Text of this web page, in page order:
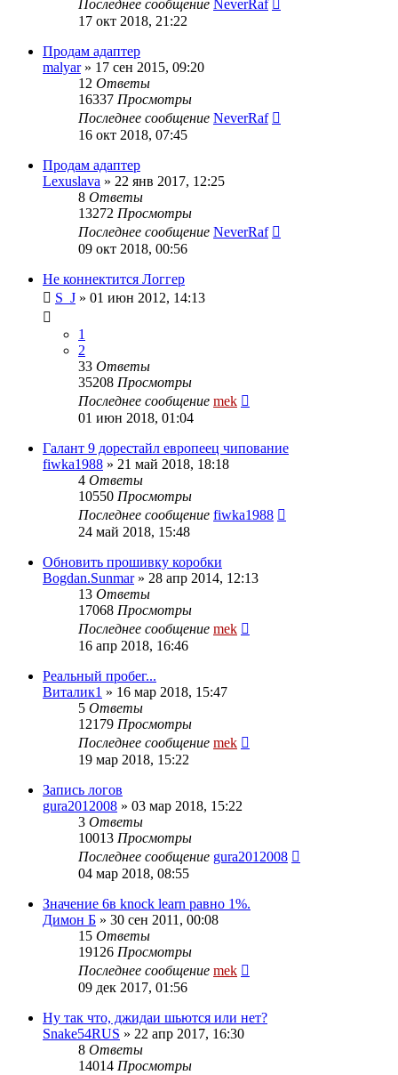
Последнее сообщение NeverRaf
17 окт 2018, 21:22
Продам адаптер
malyar» 17 сен 2015, 09:20
12 Ответы
16337 Просмотры
Последнее сообщение NeverRaf
16 окт 2018, 07:45
Продам адаптер
Lexuslava » 22 янв 2017, 12:25
8 Ответы
13272 Просмотры
Последнее сообщение NeverRaf
09 окт 2018, 00:56
Не коннектится Логгер
S_J » 01 июн 2012, 14:13
1
2
33 Ответы
35208 Просмотры
Последнее сообщение mek
01 июн 2018, 01:04
Галант 9 дорестайл европеец чипование
fiwka1988 » 21 май 2018, 18:18
4 Ответы
10550 Просмотры
Последнее сообщение fiwka1988
24 май 2018, 15:48
Обновить прошивку коробки
Bogdan.Sunmar» 28 апр 2014, 12:13
13 Ответы
17068 Просмотры
Последнее сообщение mek
16 апр 2018, 16:46
Реальный пробег...
Виталик1 » 16 мар 2018, 15:47
5 Ответы
12179 Просмотры
Последнее сообщение mek
19 мар 2018, 15:22
Запись логов
gura2012008 » 03 мар 2018, 15:22
3 Ответы
10013 Просмотры
Последнее сообщение gura2012008
04 мар 2018, 08:55
Значение 6в knock learn равно 1%.
Димон Б » 30 сен 2011, 00:08
15 Ответы
19126 Просмотры
Последнее сообщение mek
09 дек 2017, 01:56
Ну так что, джидаи шьются или нет?
Snake54RUS » 22 апр 2017, 16:30
8 Ответы
14014 Просмотры